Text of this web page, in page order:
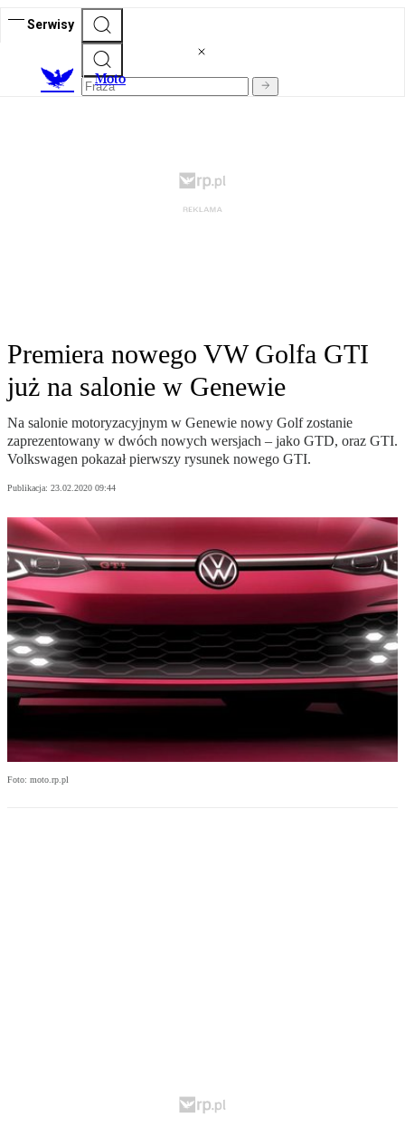
Serwisy
Moto
Premiera nowego VW Golfa GTI
już na salonie w Genewie
Na salonie motoryzacyjnym w Genewie nowy Golf zostanie
zaprezentowany w dwóch nowych wersjach – jako GTD, oraz GTI.
Volkswagen pokazał pierwszy rysunek nowego GTI.
Publikacja: 23.02.2020 09:44
Foto: moto.rp.pl